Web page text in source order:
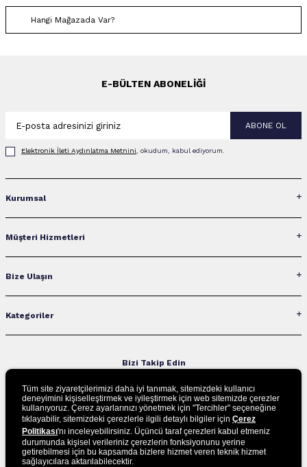
Hangi Mağazada Var?
E-BÜLTEN ABONELIĞI
ABONE OL
Elektronik İleti Aydınlatma Metni‌ni, okudum, kabul ediyorum.
Kurumsal
Müşteri Hizmetleri
Bize Ulaşın
Kategoriler
Bizi Takip Edin
UYGULAMAMIZI İNDİRİN
Tüm site ziyaretçilerimizi daha iyi tanımak, sitemizdeki kullanıcı
deneyimini kişiselleştirmek ve iyileştirmek için web sitemizde çerezler
kullanıyoruz. Çerez ayarlarınızı yönetmek için "Tercihler" seçeneğine
tıklayabilir, sitemizdeki çerezlerle ilgili detaylı bilgiler için Çerez
Politikası'nı inceleyebilirsiniz. Üçüncü taraf çerezleri kabul etmeniz
durumunda kişisel verileriniz çerezlerin fonksiyonunu yerine
getirebilmesi için bu kapsamda bizlere hizmet veren teknik hizmet
sağlayıcılara aktarılabilecektir.